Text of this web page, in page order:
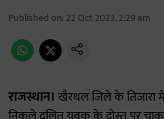
Published on: 22 Oct 2023, 2:29 am
राजस्थान। खैरथल जिले के तिजारा